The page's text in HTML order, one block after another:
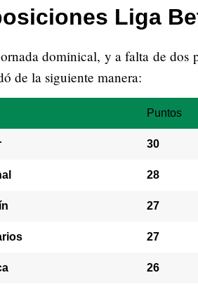
Liga
dominical, y a falta de dos
de la siguiente manera:
Puntos
30
28
27
27
26